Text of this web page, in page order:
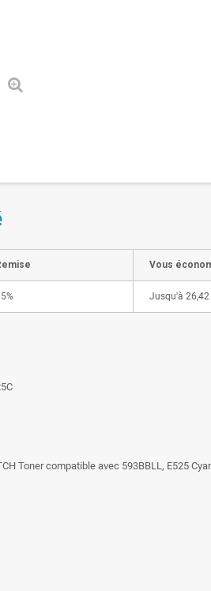
Vous
Jusqu'à 26,42
Toner compatible avec 593BBLL, E525